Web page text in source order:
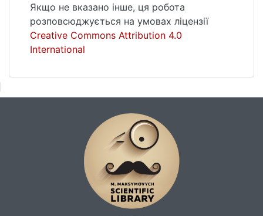
Якщо не вказано інше, ця робота
розповсюджується на умовах ліцензії
Creative Commons Attribution 4.0
International